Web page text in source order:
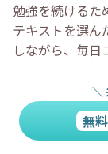
勉強を続けるた
テキストを選ん
しながら、毎日
＼
無料